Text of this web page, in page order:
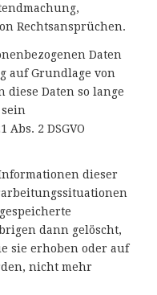
Rechtsansprüchen.
Daten
auf Grundlage von
diese Daten so lange
2 DSGVO
dieser
dann gelöscht,
sie erhoben oder auf
nicht mehr